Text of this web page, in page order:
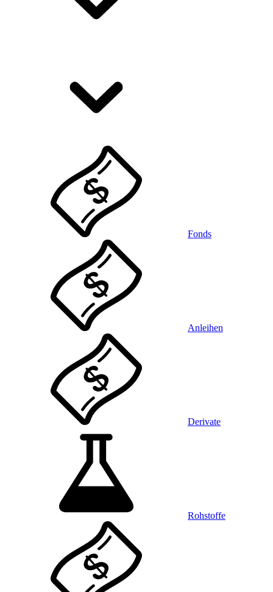
Fonds
Anleihen
Derivate
Rohstoffe